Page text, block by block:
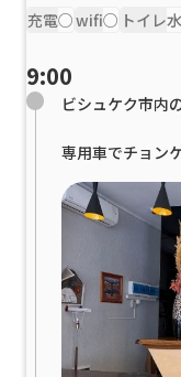
充電○wifi○ トイレ
9:00
ビシュケク市内
専用車でチョン